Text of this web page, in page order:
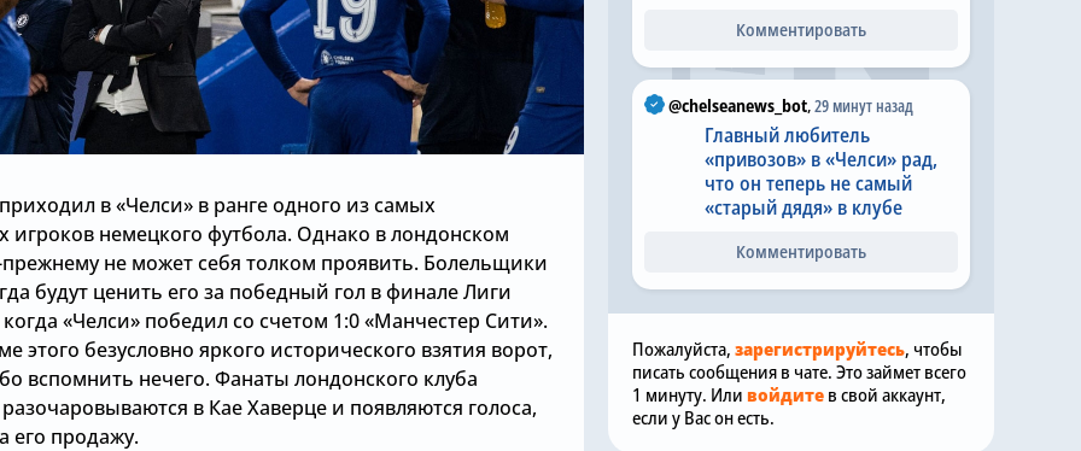
в «Челси» в ранге одного из самых
игроков немецкого футбола. Однако в лондонском
прежнему не может себя толком проявить. Болельщики
будут ценить его за победный гол в финале Лиги
«Челси» победил со счетом 1:0 «Манчестер Сити».
этого безусловно яркого исторического взятия ворот,
вспомнить нечего. Фанаты лондонского клуба
в Кае Хаверце и появляются голоса,
его продажу.
Комментировать
@chelseanews_bot,29 минут назад
Главный любитель
«привозов» в «Челси» рад,
что он теперь не самый
«старый дядя» в клубе
Комментировать
Пожалуйста, зарегистрируйтесь, чтобы
писать сообщения в чате. Это займет всего
1 минуту. Или войдите в свой аккаунт,
если у Вас он есть.